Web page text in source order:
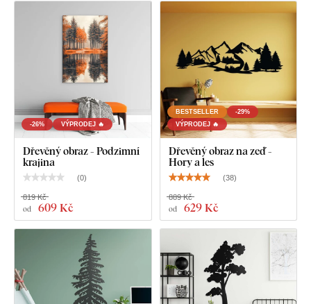
Co najdete v balení?
Dřevěná nálepka na zeď - Strom
-26% VÝPRODEJ 🔥
Dřevěný obraz - Podzimní
krajina
(0)
od 609 Kč
819 Kč
BESTSELLER
-29%
VÝPRODEJ 🔥
Dřevěný obraz na zeď -
Hory a les
(38)
od 629 Kč
889 Kč